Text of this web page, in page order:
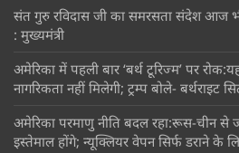
संत गुरु रविदास जी का समरसता संदेश आज
: मुख्यमंत्री
अमेरिका में पहली बार ‘बर्थ टूरिज्म’ पर
नागरिकता नहीं मिलेगी; ट्रम्प बोले- बर्थराइट
अमेरिका परमाणु नीति बदल रहा:रूस-चीन से
इस्तेमाल होंगे; न्यूक्लियर वेपन सिर्फ डराने के